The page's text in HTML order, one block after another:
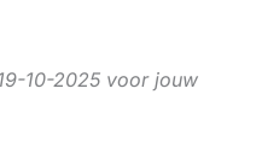
10-2025 voor jouw